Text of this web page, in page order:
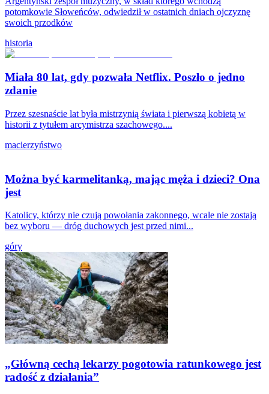
potomkowie Słoweńców, odwiedził w ostatnich dniach ojczyznę
swoich przodków
historia
Miała 80 lat, gdy pozwała Netflix. Poszło o jedno
zdanie
Przez szesnaście lat była mistrzynią świata i pierwszą kobietą w
historii z tytułem arcymistrza szachowego....
macierzyństwo
Można być karmelitanką, mając męża i dzieci? Ona
jest
Katolicy, którzy nie czują powołania zakonnego, wcale nie zostają
bez wyboru — dróg duchowych jest przed nimi...
góry
„Główną cechą lekarzy pogotowia ratunkowego jest
radość z działania”